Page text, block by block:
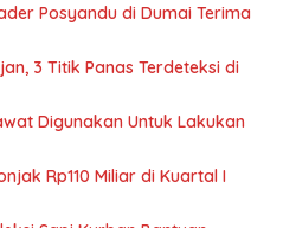
Posyandu di Dumai Terima
3 Titik Panas Terdeteksi di
Digunakan Untuk Lakukan
Rp110 Miliar di Kuartal I